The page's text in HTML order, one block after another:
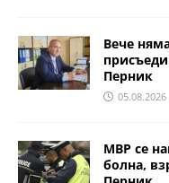
Вече
Перник
05.08.2026
МВР се
болна,